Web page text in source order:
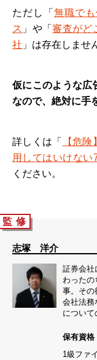
ただし「無職で
ス 」や「審査がど
社 」は存在しませ
仮にこのような広
なので、絶対に手
詳しくは「
【危
用してはいけない
ください。
監 修
志塚 洋介
証券会社
わったの
事。その
会社法務
について
保有資格
1級ファ